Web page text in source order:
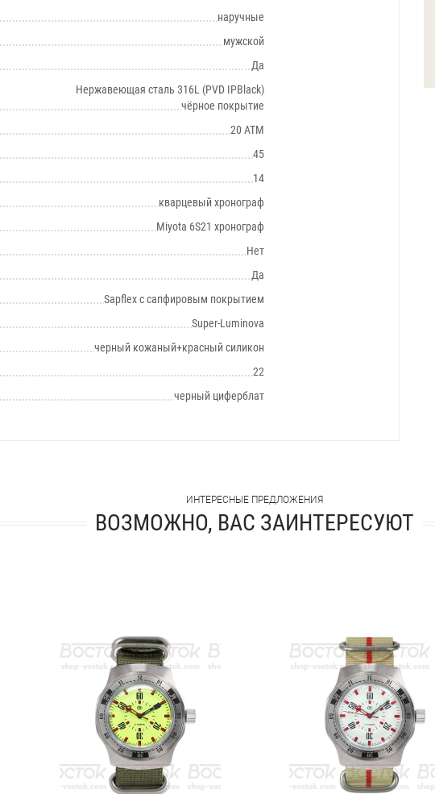
наручные
мужской
Да
Нержавеющая сталь 316L (PVD IPBlack)
чёрное покрытие
20 АТМ
45
14
кварцевый хронограф
Miyota 6S21 хронограф
Нет
Да
Sapflex с сапфировым покрытием
Super-Luminova
черный кожаный+красный силикон
22
черный циферблат
ИНТЕРЕСНЫЕ ПРЕДЛОЖЕНИЯ
ВОЗМОЖНО, ВАС ЗАИНТЕРЕСУЮТ